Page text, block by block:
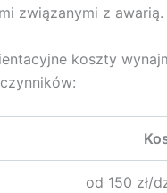
związanymi z awarią.
koszty
od 150 zł/